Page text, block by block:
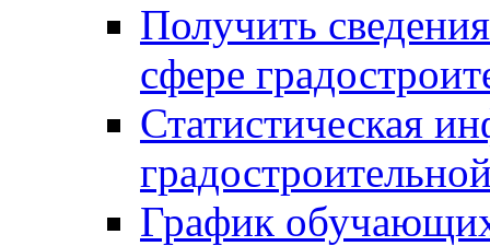
Получить
сфере
Статистическая
График